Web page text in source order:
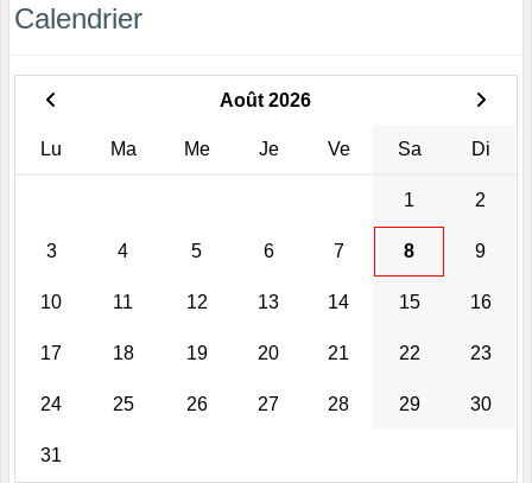
Calendrier
Août 2026
Lu Ma Me Je Ve Sa Di
1 2
3 4 5 6 7 8 9
10 11 12 13 14 15 16
17 18 19 20 21 22 23
24 25 26 27 28 29 30
31